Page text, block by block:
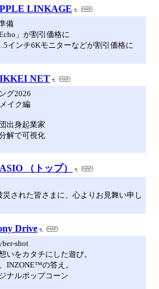
LINKAGE
備
」が割引価格に
インチ6Kモニターなどが割引価格に
NET
グ2026
イク編
出身起業家
解で可視化
（トップ）
された皆さまに、心よりお見舞い申し
Drive
shot
いをカタチにした遊び。
INZONE™の答え。
ナルポップコーン